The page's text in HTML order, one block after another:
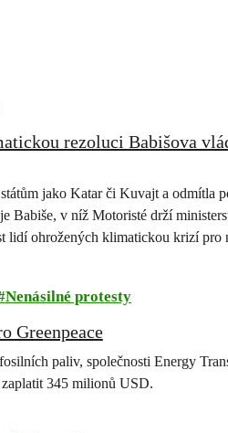
rezoluci Babišova
jako Katar či Kuvajt a odmítla
Babiše, v níž Motoristé drží
lidí ohrožených klimatickou krizí pro
Nenásilné protesty
Greenpeace
paliv, společnosti Energy
345 milionů USD.